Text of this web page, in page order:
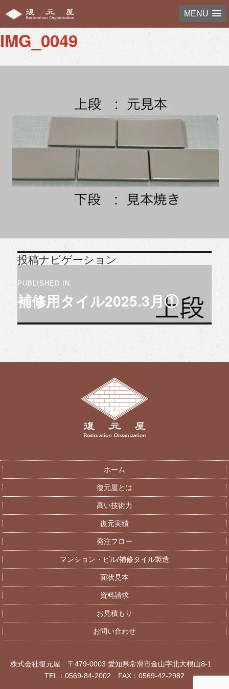
MENU
IMG_0049
投稿ナビゲーション
PUBLISHED IN
補修用タイル2025.3月①
ホーム
復元屋とは
高い技術力
復元実績
発注フロー
マンション・ビル/補修タイル製造
面状見本
資料請求
お見積もり
お問い合わせ
株式会社復元屋 〒479-0003 愛知県常滑市金山字北大根山8-1
TEL：0569-84-2002 FAX：0569-42-2982